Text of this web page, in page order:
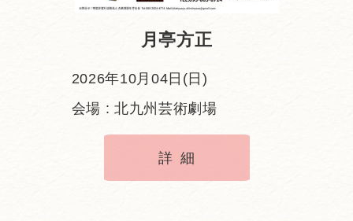
月亭方正
2026年10月04日(日)
会場 : 北九州芸術劇場
詳細